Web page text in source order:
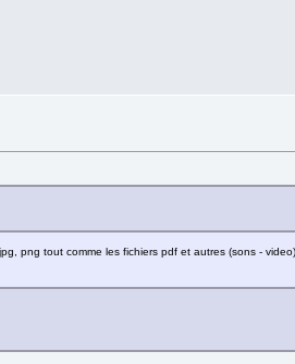
png tout comme les fichiers pdf et autres (sons -